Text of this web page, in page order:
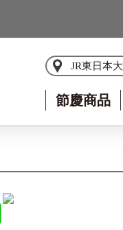
JR東日本
節慶商品